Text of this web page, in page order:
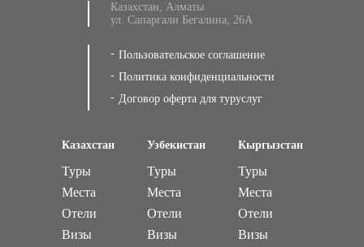
Казахстан, Алматы
ул. Сапаргали Бегалина, 26А
Пользовательское соглашение
Политика конфиденциальности
Договор оферта для туруслуг
Казахстан
Туры
Места
Отели
Визы
Узбекистан
Туры
Места
Отели
Визы
Кыргызстан
Туры
Места
Отели
Визы